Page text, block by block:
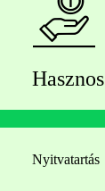
Nyitvatartás